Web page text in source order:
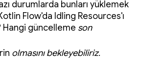
durumlarda bunları yüklemek
Flow'da Idling Resources'ı
Hangi güncelleme son
olmasını bekleyebiliriz.